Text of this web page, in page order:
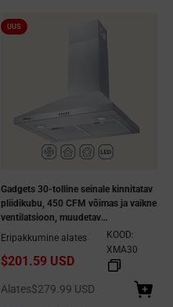
UUS
Gadgets 30-tolline seinale kinnitatav
pliidikubu, 450 CFM võimas ja vaikne
ventilatsioon, muudetav
kanaliga/kanalita, nupuvajutusega
juhtimine, roostevabast terasest
köögikubu
Eripakkumine alates
$201.59 USD
KOOD:
XMA30
Allahindlushind
Alates$279.99 USD